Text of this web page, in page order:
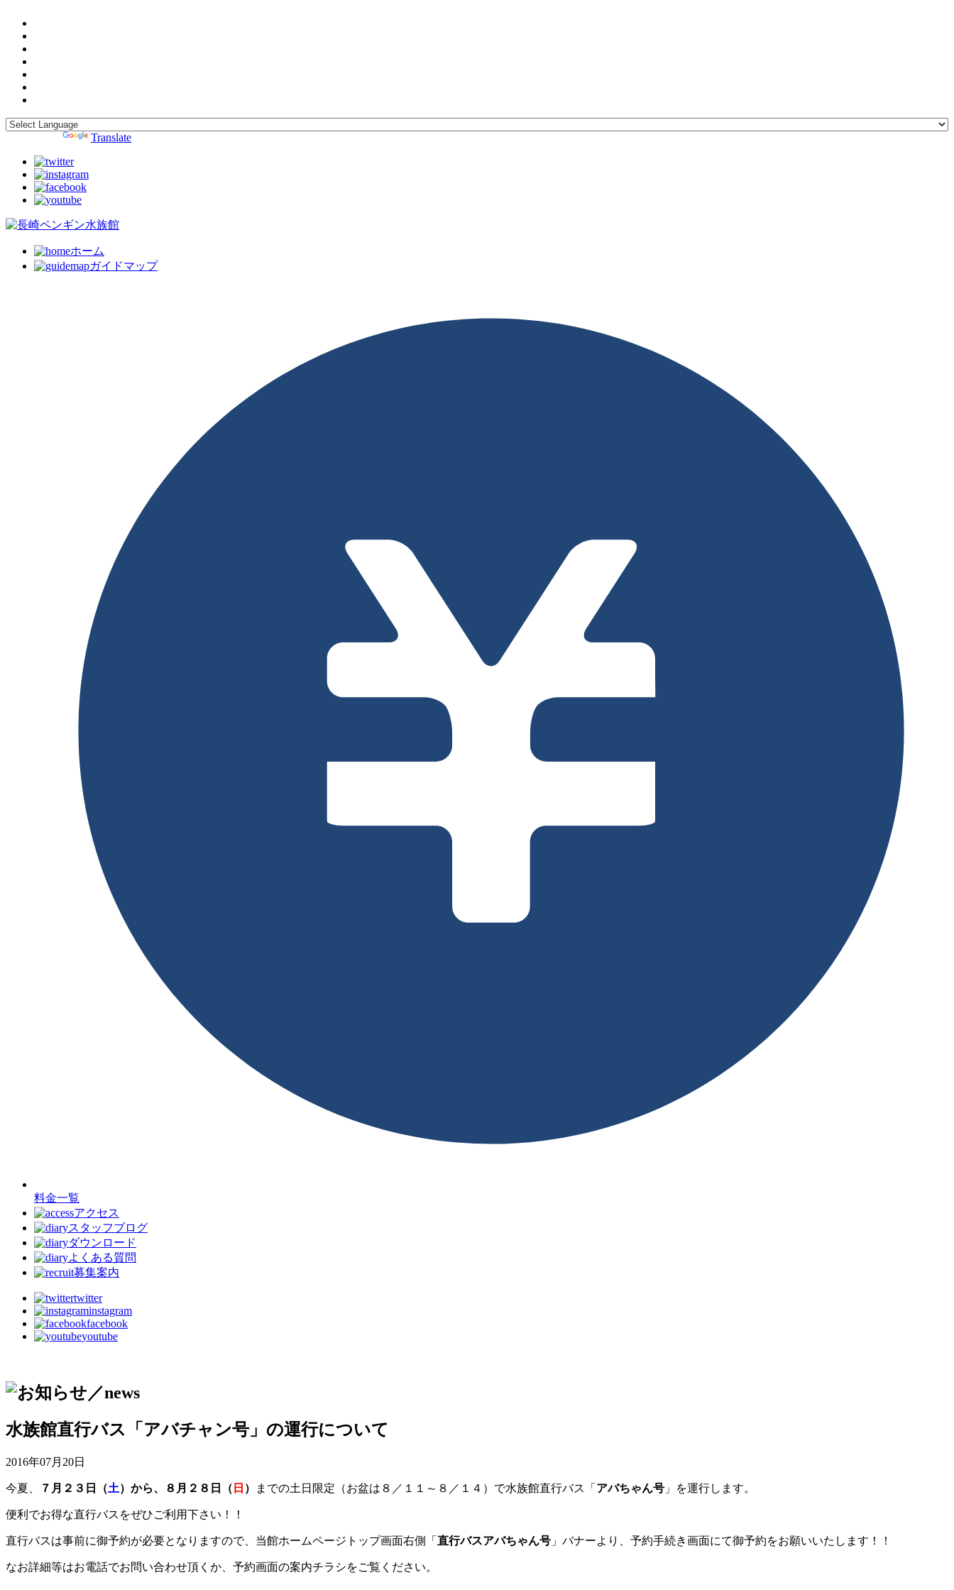
Translate
ホーム
ガイドマップ
料金一覧
アクセス
スタッフブログ
ダウンロード
よくある質問
募集案内
twitter
instagram
facebook
youtube
水族館直行バス「アバチャン号」の運行について
2016年07月20日
今夏、 ７月２３日（土）から、８月２８日（ 日 ） までの土日限定（お盆は８／１１～８／１４）で水族館直行バス「 アバちゃん号 」を運行します。
便利でお得な直行バスをぜひご利用下さい！！
直行バスは事前に御予約が必要となりますので、当館ホームページトップ画面右側「 直行バスアバちゃん号 」バナーより、予約手続き画面にて御予約をお願いいたします！！
なお詳細等はお電話でお問い合わせ頂くか、予約画面の案内チラシをご覧ください。